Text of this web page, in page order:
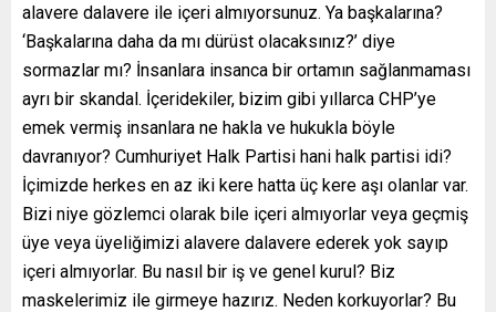
alavere dalavere ile içeri almıyorsunuz. Ya başkalarına?
‘Başkalarına daha da mı dürüst olacaksınız?’ diye
sormazlar mı? İnsanlara insanca bir ortamın sağlanmaması
ayrı bir skandal. İçeridekiler, bizim gibi yıllarca CHP’ye
emek vermiş insanlara ne hakla ve hukukla böyle
davranıyor? Cumhuriyet Halk Partisi hani halk partisi idi?
İçimizde herkes en az iki kere hatta üç kere aşı olanlar var.
Bizi niye gözlemci olarak bile içeri almıyorlar veya geçmiş
üye veya üyeliğimizi alavere dalavere ederek yok sayıp
içeri almıyorlar. Bu nasıl bir iş ve genel kurul? Biz
maskelerimiz ile girmeye hazırız. Neden korkuyorlar? Bu